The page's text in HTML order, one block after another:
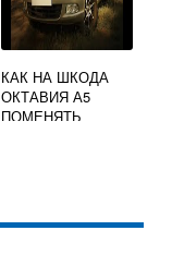
КАК НА ШКОДА
ОКТАВИЯ А5
ПОМЕНЯТЬ